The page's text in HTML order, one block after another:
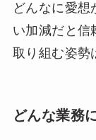
どんなに愛想
い加減だと信
取り組む姿勢
どんな業務